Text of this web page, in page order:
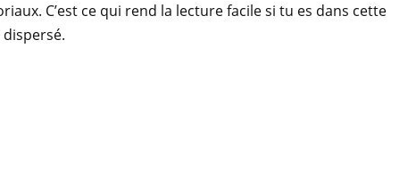
C’est ce qui rend la lecture facile si tu es dans cette